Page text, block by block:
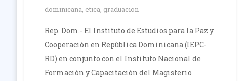
dominicana etica graduacion
Rep. Dom.- El Instituto de Estudios para la Paz y
Cooperación en República Dominicana (IEPC-
RD) en conjunto con el Instituto Nacional de
Formación y Capacitación del Magisterio